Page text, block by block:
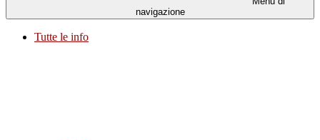
navigazione
Tutte le info